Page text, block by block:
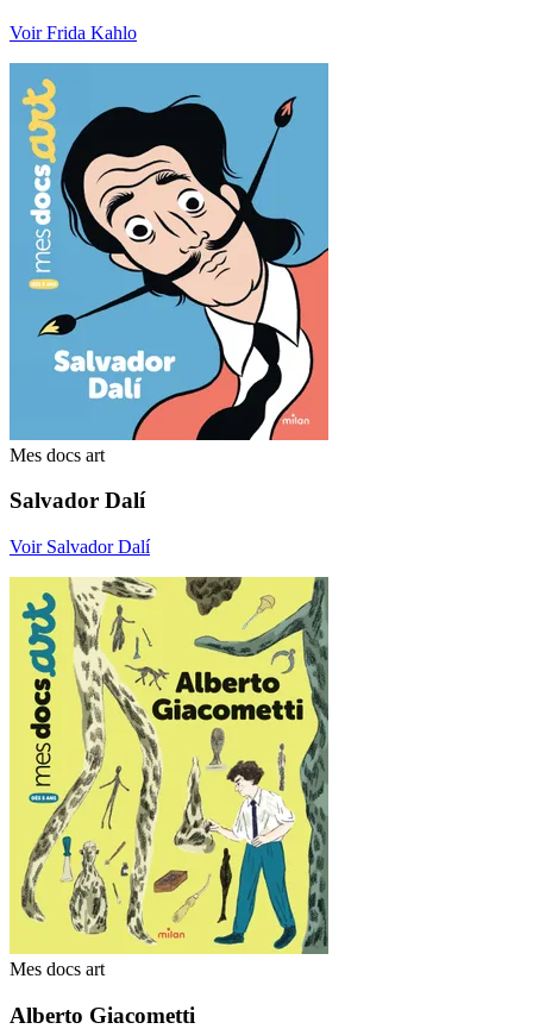
Voir Frida Kahlo
Mes docs art
Salvador Dalí
Voir Salvador Dalí
Mes docs art
Alberto Giacometti